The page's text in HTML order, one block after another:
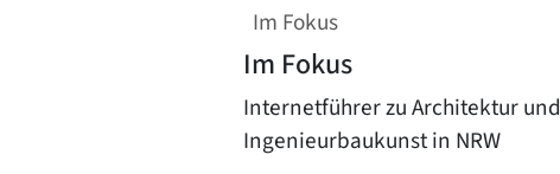
Im Fokus
Im Fokus
Internetführer zu Architektur und
Ingenieurbaukunst in NRW